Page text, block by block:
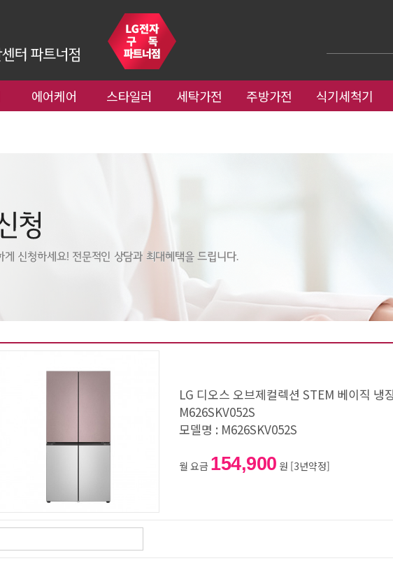
에어케어 스타일러 세탁가전 주방가전 식기세척기
LG 디오스 오브제컬렉션 STEM 베이직
M626SKV052S
모델명 : M626SKV052S
월 요금 154,900 원 [3년약정]